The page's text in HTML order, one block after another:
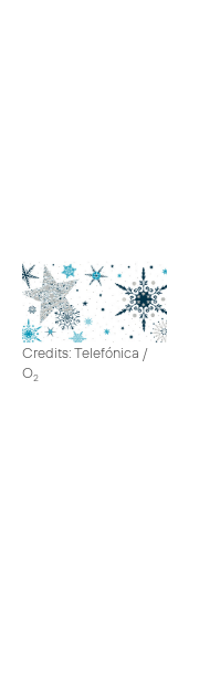
Credits: Telefónica /
O2